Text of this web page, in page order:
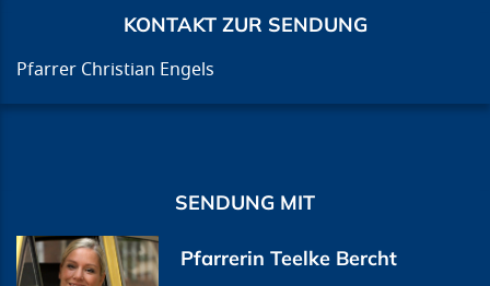
KONTAKT ZUR SENDUNG
Pfarrer Christian Engels
SENDUNG MIT
Pfarrerin Teelke Bercht